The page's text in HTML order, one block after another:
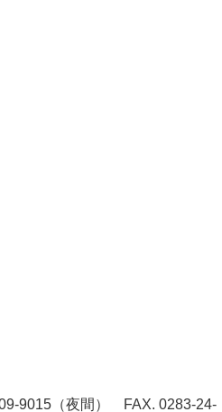
9015（夜間） FAX. 0283-24-